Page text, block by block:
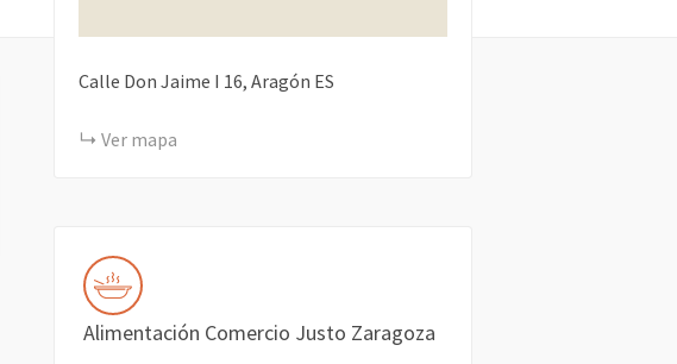
Calle Don Jaime I 16 Aragón ES
Ver mapa
Alimentación Comercio Justo Zaragoza